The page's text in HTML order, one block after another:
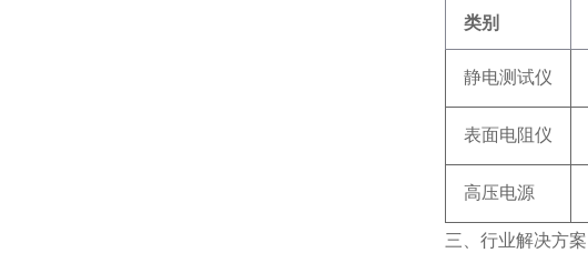
类别
静电测试仪
表面电阻仪
高压电源
三、行业解决方案